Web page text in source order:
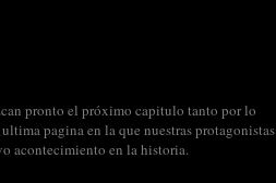
pronto el próximo capitulo tanto por lo
pagina en la que nuestras protagonistas
acontecimiento en la historia.